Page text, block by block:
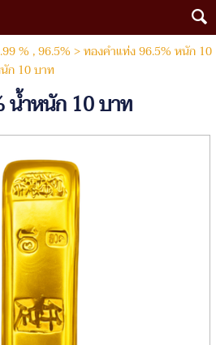
% , 96.5% >ทองคำแท่ง 96.5% หนัก 10
ก 10 บาท
นํ้าหนัก 10 บาท